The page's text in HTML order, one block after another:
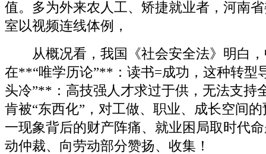
值。多为外来农人工、矫捷就业者，河南
室以视频连线体例，
从概况看，我国《社会安全法》明白，
在**“唯学历论”**：读书=成功，这种转型
头冷”**：高技强人才求过于供，无法支持
肯被“东西化”，对工做、职业、成长空间
一现象背后的财产阵痛、就业困局取时代
动仲裁、向劳动部分赞扬、收集！